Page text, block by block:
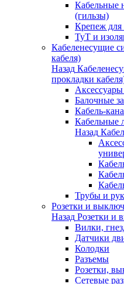
Кабельные
(гильзы)
Крепеж для
ТуТ и
Кабеленесущие
кабеля)
Назад
прокладки
Балочные
Кабель-
Кабельные
Назад
Трубы и
Розетки и
Назад Розетки и
Вилки,
Датчики
Колодки
Разъемы
Розетки,
Сетевые